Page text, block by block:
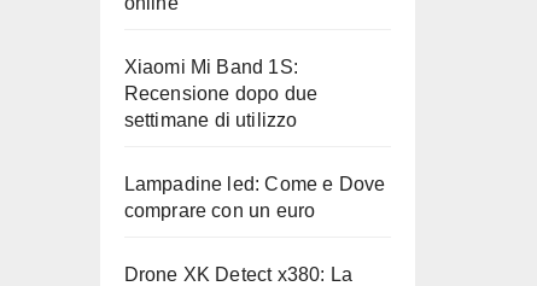
Xiaomi Mi Band 1S:
Recensione dopo due
settimane di utilizzo
Lampadine led: Come e Dove
comprare con un euro
Drone XK Detect x380: La